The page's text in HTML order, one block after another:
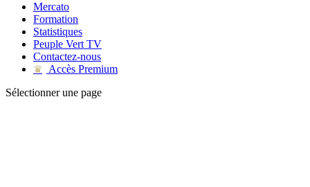
Mercato
Formation
Statistiques
Peuple Vert TV
Contactez-nous
♛
Accès Premium
Sélectionner une page